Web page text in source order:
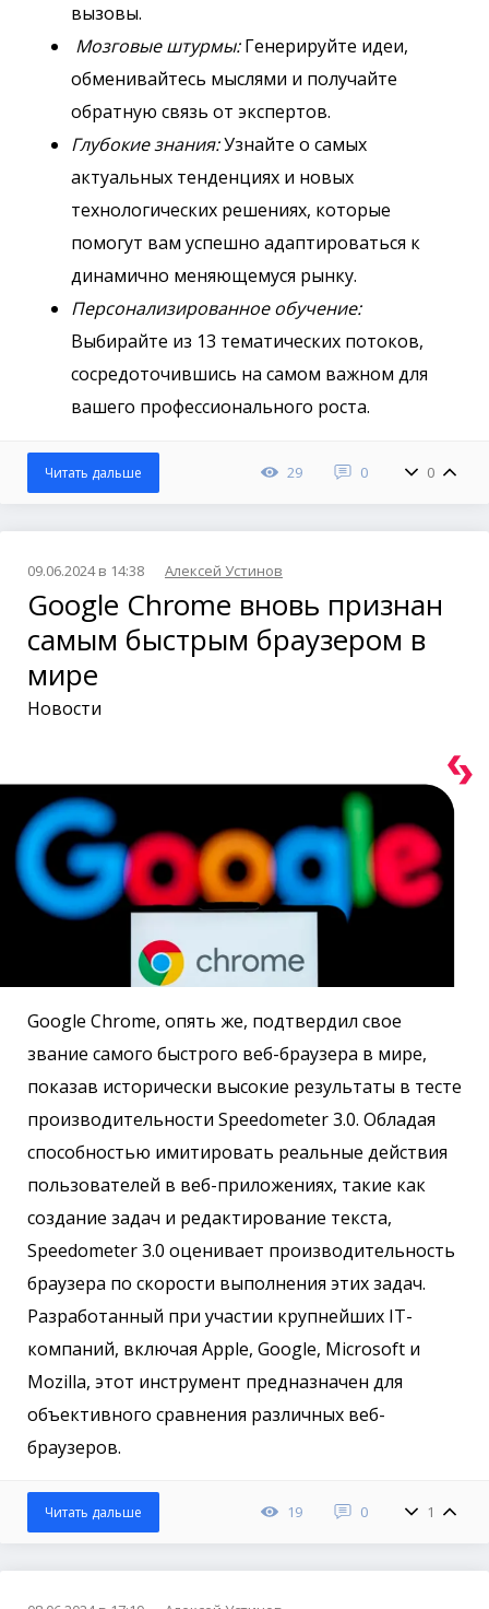
вызовы.
Мозговые штурмы:Генерируйте идеи,
обменивайтесь мыслями и получайте
обратную связь от экспертов.
Глубокие знания:Узнайте о самых
актуальных тенденциях и новых
технологических решениях, которые
помогут вам успешно адаптироваться к
динамично меняющемуся рынку.
Персонализированное обучение:
Выбирайте из 13 тематических потоков,
сосредоточившись на самом важном для
вашего профессионального роста.
29 0 0
Читать дальше
09.06.2024 в 14:38 Алексей Устинов
Google Chrome вновь признан
самым быстрым браузером в
мире
Новости
Google Chrome, опять же, подтвердил свое
звание самого быстрого веб-браузера в мире,
показав исторически высокие результаты в тесте
производительности Speedometer 3.0. Обладая
способностью имитировать реальные действия
пользователей в веб-приложениях, такие как
создание задач и редактирование текста,
Speedometer 3.0 оценивает производительность
браузера по скорости выполнения этих задач.
Разработанный при участии крупнейших IT-
компаний, включая Apple, Google, Microsoft и
Mozilla, этот инструмент предназначен для
объективного сравнения различных веб-
браузеров.
19 0 1
Читать дальше